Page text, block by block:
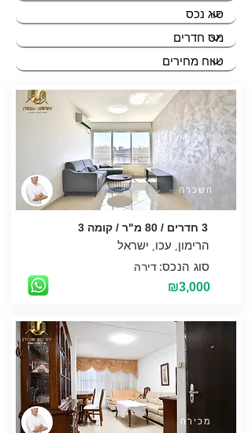
השכרה
3 חדרים / 80 מ"ר / קומה 3
דירה סוג הנכס:
₪3,000
מכירה